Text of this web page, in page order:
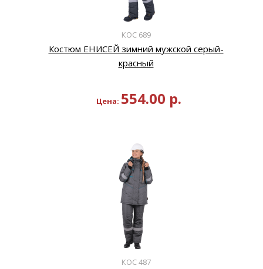
КОС 689
Костюм ЕНИСЕЙ зимний мужской серый-
красный
Цена: 554.00 р.
КОС 487